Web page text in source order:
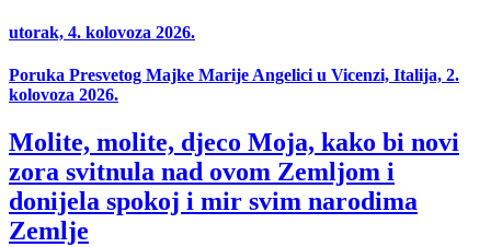
utorak, 4. kolovoza 2026.
Poruka Presvetog Majke Marije Angelici u Vicenzi, Italija, 2.
kolovoza 2026.
Molite, molite, djeco Moja, kako bi novi
zora svitnula nad ovom Zemljom i
donijela spokoj i mir svim narodima
Zemlje